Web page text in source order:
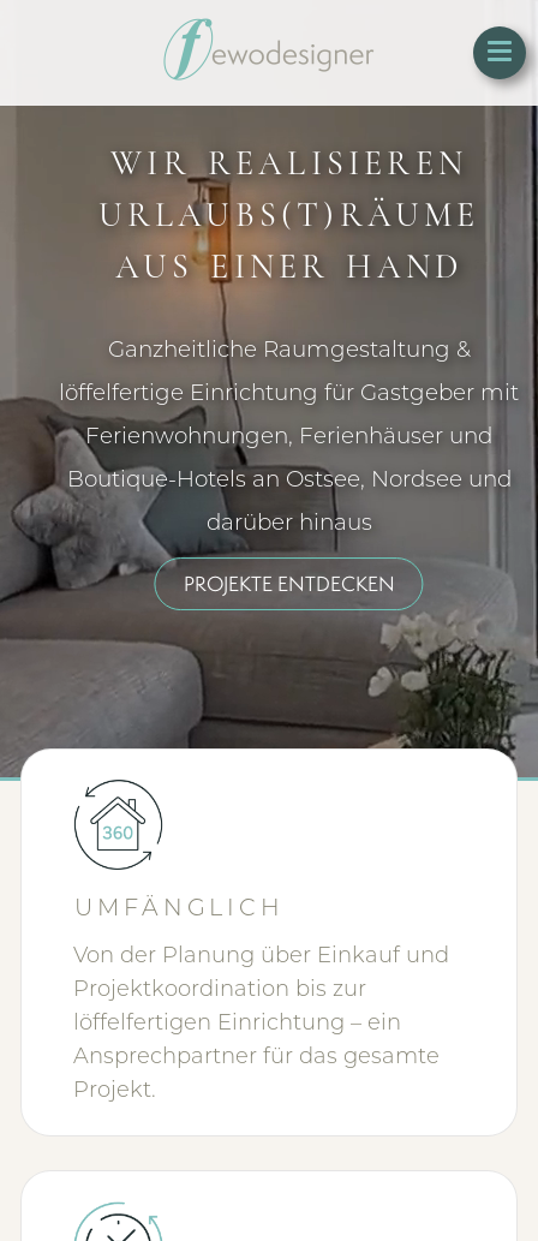
WIR REALISIEREN
URLAUBS­(T)RÄUME
AUS EINER HAND
Ganzheitliche Raumgestaltung &
löffelfertige Einrichtung für Gastgeber mit
Ferienwohnungen, Ferienhäuser und
Boutique-Hotels an Ostsee, Nordsee und
darüber hinaus
PROJEKTE ENTDECKEN
UMFÄNGLICH
Von der Planung über Einkauf und
Projektkoordination bis zur
löffelfertigen Einrichtung – ein
Ansprechpartner für das gesamte
Projekt.